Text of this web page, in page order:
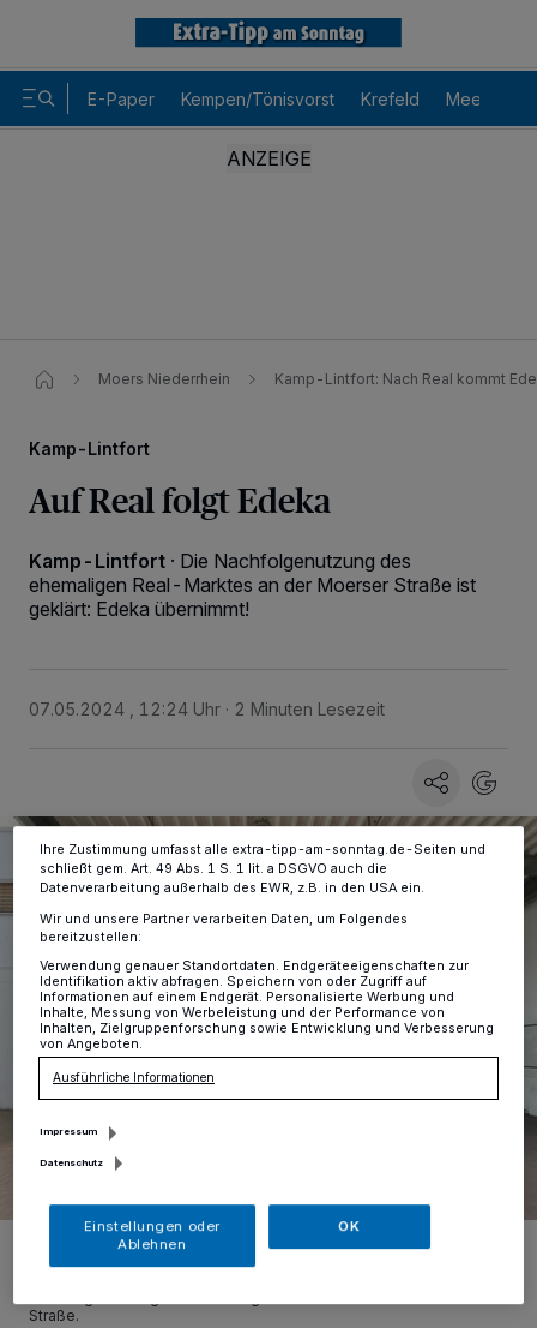
E-Paper Kempen/Tönisvorst Krefeld Meerbusch
Moers Niederrhein Kamp-Lintfort: Nach Real kommt
Kamp-Lintfort
Auf Real folgt Edeka
Kamp-Lintfort · Die Nachfolgenutzung des
ehemaligen Real-Marktes an der Moerser Straße ist
geklärt: Edeka übernimmt!
07.05.2024 , 12:24 Uhr 2 Minuten Lesezeit
Kamp-Lintforts Bürgermeister Christoph Landscheidt, Alexander
Dold (Vorstand von Interra Immobilien) und Andreas Iland (Leiter der
Straße.
Wir und unsere218 -Partner speichern und greifen auf
Zwecke. Wenn Tracker deaktiviert sind, sind manche Inhalte und
Anzeigen möglicherweise nicht mehr so relevant für Sie. Sie können
Einstellungen oder Ablehnen am unteren Rand der Webseite klicken.
Informationen finden Sie in unserer Datenschutzerklärung.
Ihre Zustimmung umfasst alle extra-tipp-am-sonntag.de-Seiten und
schließt gem. Art. 49 Abs. 1 S. 1 lit. a DSGVO auch die
Datenverarbeitung außerhalb des EWR, z.B. in den USA ein.
Wir und unsere Partner verarbeiten Daten, um Folgendes
bereitzustellen:
Verwendung genauer Standortdaten. Endgeräteeigenschaften zur
Identifikation aktiv abfragen. Speichern von oder Zugriff auf
Informationen auf einem Endgerät. Personalisierte Werbung und
Inhalte, Messung von Werbeleistung und der Performance von
Inhalten, Zielgruppenforschung sowie Entwicklung und Verbesserung
von Angeboten.
Ausführliche Informationen
Impressum
Datenschutz
Einstellungen oder
Ablehnen
OK